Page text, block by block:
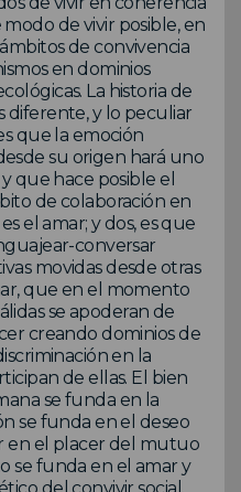
de vivir posible, en
de convivencia
en dominios
La historia de
diferente, y lo peculiar
que la emoción
su origen hará uno
que hace posible el
de colaboración en
el amar; y dos, es que
conversar
movidas desde otras
que en el momento
se apoderan de
creando dominios de
en la
de ellas. El bien
se funda en la
se funda en el deseo
en el placer del mutuo
se funda en el amar y